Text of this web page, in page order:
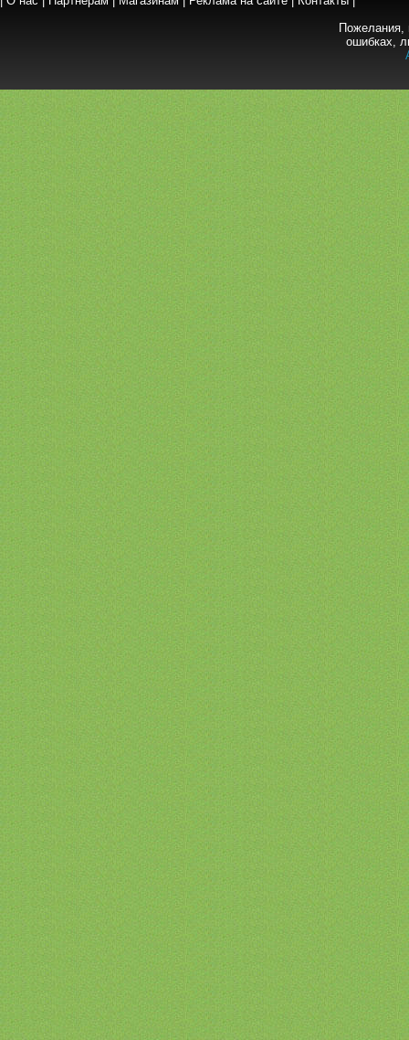
Пожелания,
ошибках,